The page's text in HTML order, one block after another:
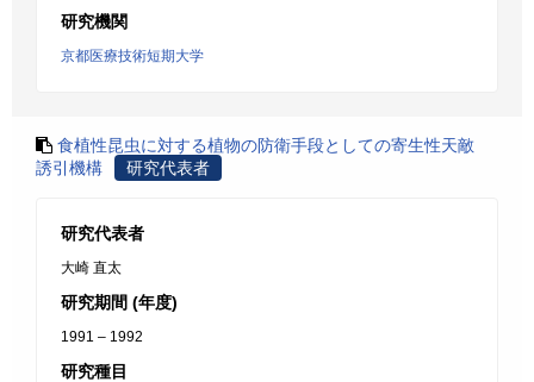
研究機関
京都医療技術短期大学
食植性昆虫に対する植物の防衛手段としての寄生性天敵
誘引機構
研究代表者
研究代表者
大崎 直太
研究期間 (年度)
1991 – 1992
研究種目